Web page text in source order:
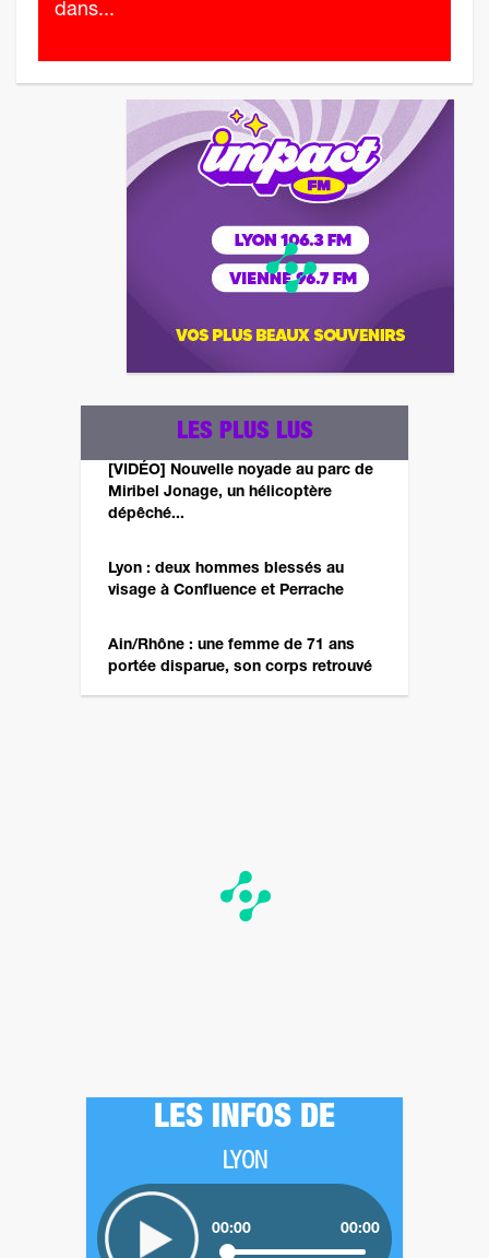
dans...
LES PLUS LUS
[VIDÉO] Nouvelle noyade au parc de
Miribel Jonage, un hélicoptère
dépêché...
Lyon : deux hommes blessés au
visage à Confluence et Perrache
Ain/Rhône : une femme de 71 ans
portée disparue, son corps retrouvé
LES INFOS DE
LYON
00:00 00:00